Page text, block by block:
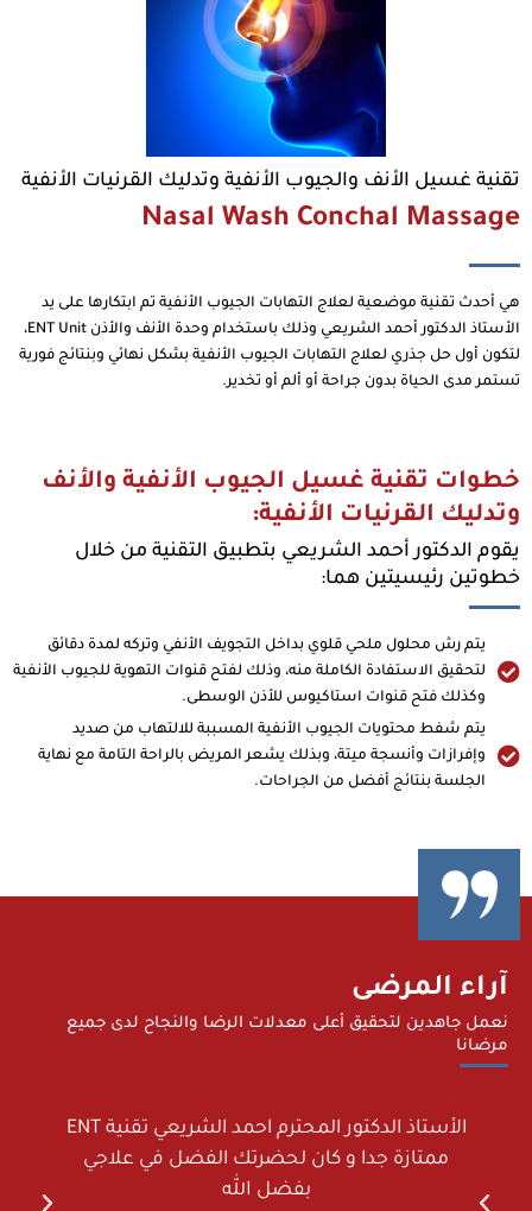
تقنية غسيل الأنف والجيوب الأنفية وتدليك القرنيات الأنفية
Nasal Wash Conchal Massage
هي أحدث تقنية موضعية لعلاج التهابات الجيوب الأنفية تم ابتكارها على يد
الأستاذ الدكتور أحمد الشريعي وذلك باستخدام وحدة الأنف والأذن ENT Unit،
لتكون أول حل جذري لعلاج التهابات الجيوب الأنفية بشكل نهائي وبنتائج فورية
تستمر مدى الحياة بدون جراحة أو ألم أو تخدير.
خطوات تقنية غسيل الجيوب الأنفية والأنف
وتدليك القرنيات الأنفية:
يقوم الدكتور أحمد الشريعي بتطبيق التقنية من خلال
خطوتين رئيسيتين هما:
يتم رش محلول ملحي قلوي بداخل التجويف الأنفي وتركه لمدة دقائق
لتحقيق الاستفادة الكاملة منه، وذلك لفتح قنوات التهوية للجيوب الأنفية
وكذلك فتح قنوات استاكيوس للأذن الوسطى.
يتم شفط محتويات الجيوب الأنفية المسببة للالتهاب من صديد
وإفرازات وأنسجة ميتة، وبذلك يشعر المريض بالراحة التامة مع نهاية
الجلسة بنتائج أفضل من الجراحات.
آراء المرضى
نعمل جاهدين لتحقيق أعلى معدلات الرضا والنجاح لدى جميع
مرضانا
الأستاذ الدكتور المحترم احمد الشريعي تقنية ENT
ممتازة جدا و كان لحضرتك الفضل في علاجي
بفضل الله